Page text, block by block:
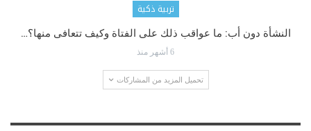
تربية ذكية
النشأة دون أب: ما عواقب ذلك على الفتاة وكيف تتعافى منها؟…
6 أشهر منذ
تحميل المزيد من المشاركات